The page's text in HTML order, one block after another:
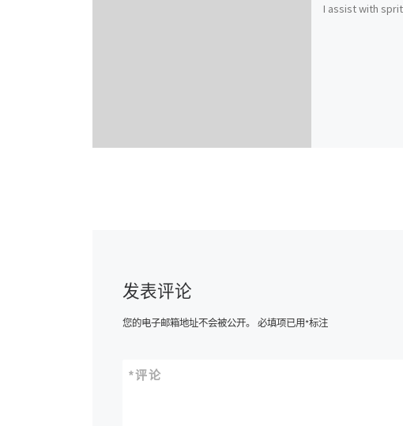
I assist with
发表评论
您的电子邮箱地址不会被公开。 必填项已用*标注
评论
*